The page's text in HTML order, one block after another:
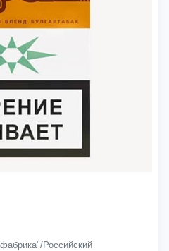
Российский